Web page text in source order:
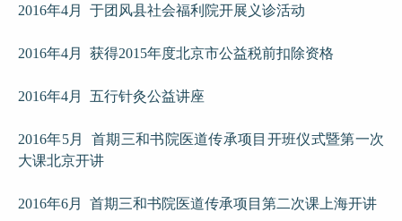
2016年4月 于团风县社会福利院开展义诊活动
2016年4月 获得2015年度北京市公益税前扣除资格
2016年4月 五行针灸公益讲座
2016年5月 首期三和书院医道传承项目开班仪式暨第一次
大课北京开讲
2016年6月 首期三和书院医道传承项目第二次课上海开讲